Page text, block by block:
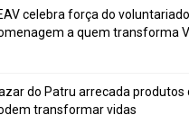
celebra força do
a quem transforma
do Patru arrecada produtos
transformar vidas